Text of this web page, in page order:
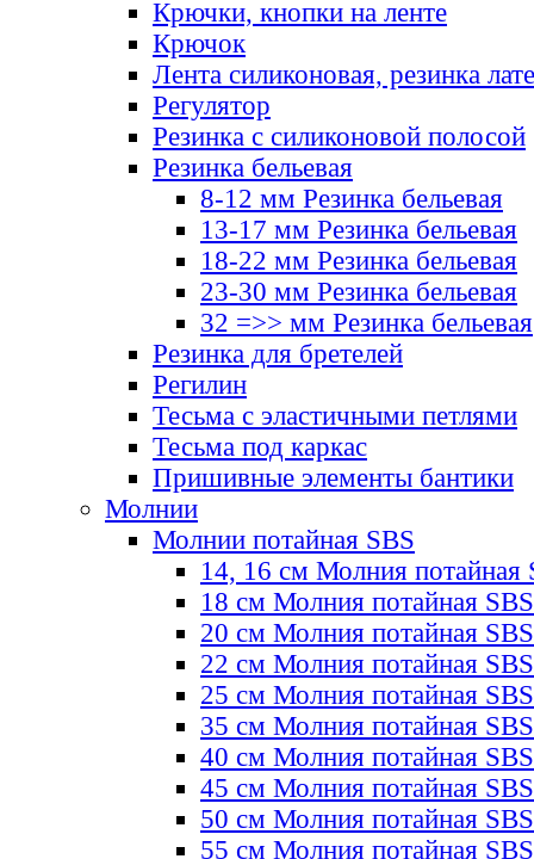
Крючки, кнопки на ленте
Крючок
Лента силиконовая, резинка
Регулятор
Резинка с силиконовой полосой
Резинка бельевая
8-12 мм Резинка бельевая
13-17 мм Резинка бельевая
18-22 мм Резинка бельевая
23-30 мм Резинка бельевая
32 =>> мм Резинка бельевая
Резинка для бретелей
Регилин
Тесьма с эластичными петлями
Тесьма под каркас
Пришивные элементы бантики
Молнии
Молнии потайная SBS
14, 16 см Молния потайная
18 см Молния потайная SBS
20 см Молния потайная SBS
22 см Молния потайная SBS
25 см Молния потайная SBS
35 см Молния потайная SBS
40 см Молния потайная SBS
45 см Молния потайная SBS
50 см Молния потайная SBS
55 см Молния потайная SBS